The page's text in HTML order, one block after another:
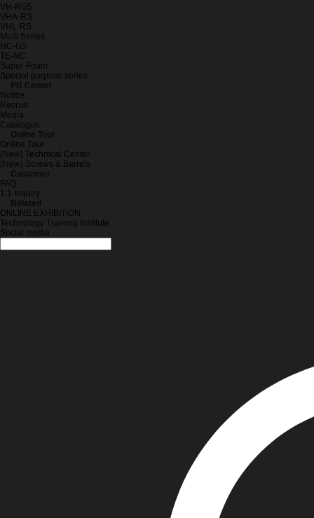
VH-RG5
VHA-RS
VHL-RS
Multi Series
NC-G5
TE-NC
Super-Foam
Special purpose series
PR Center
Notice
Recruit
Media
Catalogue
Online Tour
Online Tour
(New) Technical Center
(New) Screws & Barrels
Customer
FAQ
1:1 Inquiry
Related
ONLINE EXHIBITION
Technology Training Institute
Social media